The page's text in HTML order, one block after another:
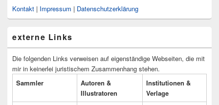
Kontakt | Impressum | Datenschutzerklärung
externe Links
Die folgenden Links verweisen auf eigenständige Webseiten, die mit
mir in keinerlei juristischem Zusammenhang stehen.
Sammler
Autoren &
Illustratoren
Institutionen &
Verlage